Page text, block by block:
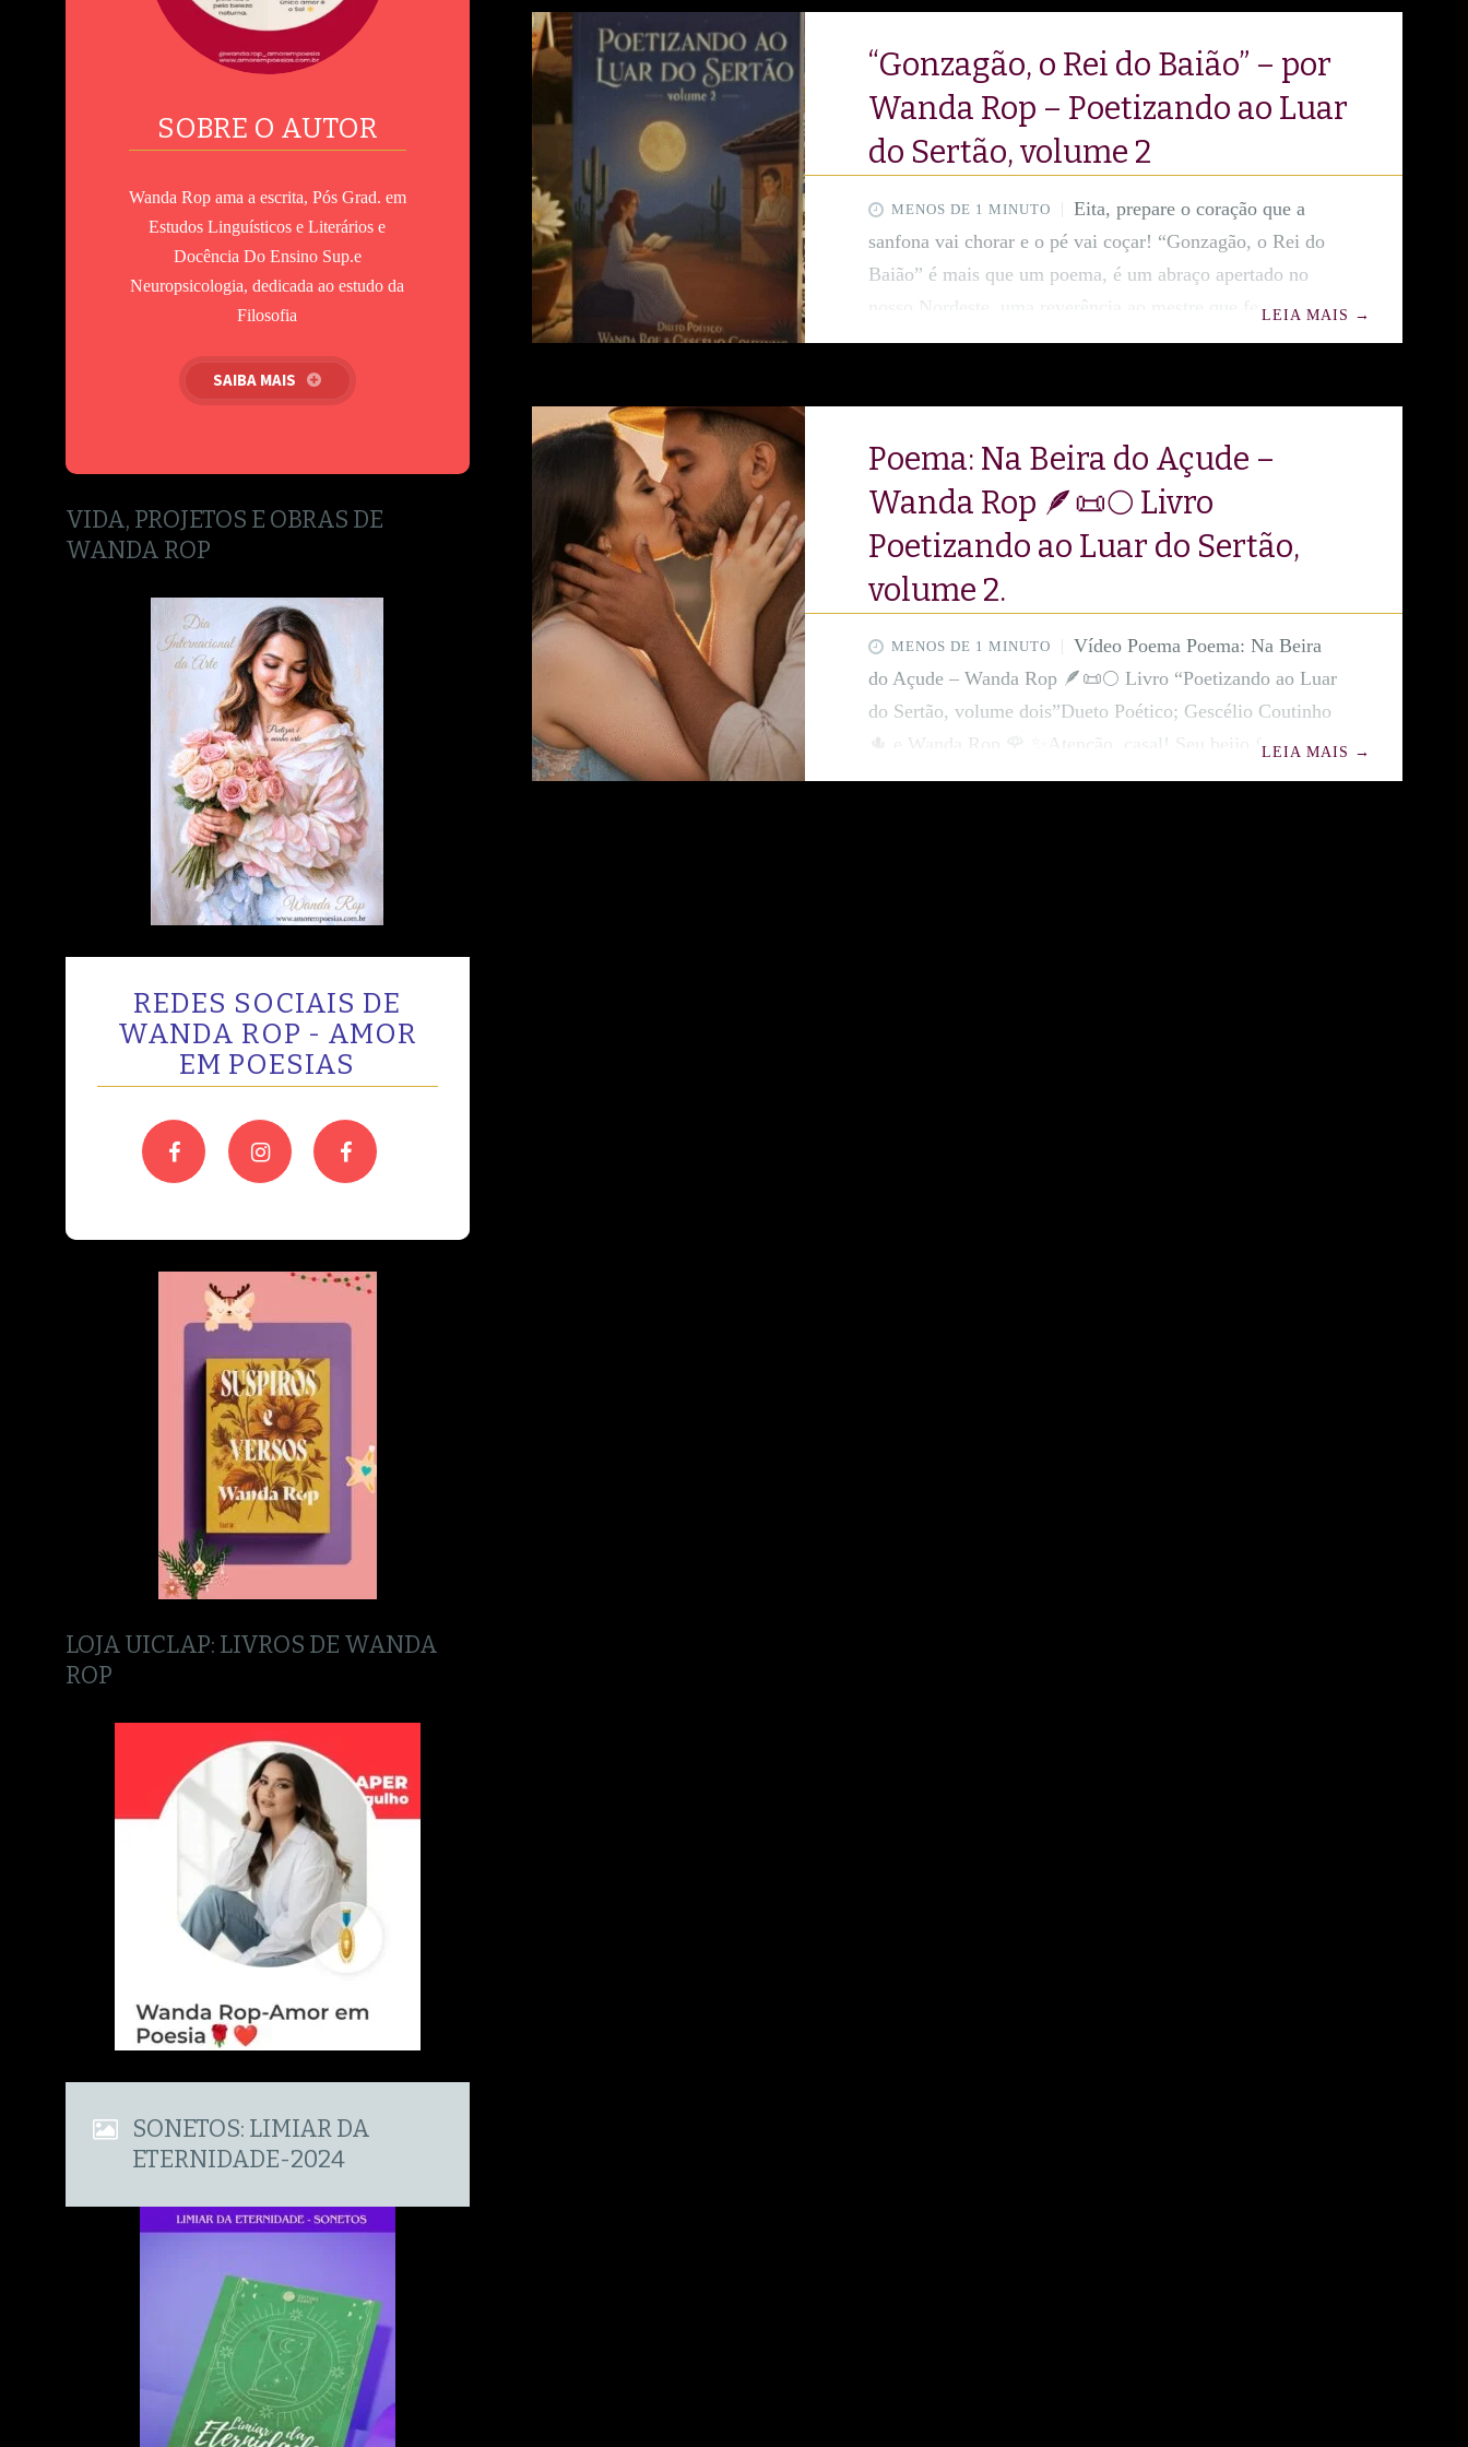
“Gonzagão, o Rei do Baião” – por
Wanda Rop – Poetizando ao Luar
do Sertão, volume 2
MENOS DE 1 MINUTO
Eita, prepare o coração que a
sanfona vai chorar e o pé vai coçar! “Gonzagão, o Rei do
Baião” é mais que um poema, é um abraço apertado no
nosso Nordeste, uma reverência ao mestre que fez do fole
a voz de um povo! A Poetisa Wanda Rop mandou muito
terra molhada e a alegria do forró. Se você ama um xote,
LEIA MAIS →
Poema: Na Beira do Açude –
Wanda Rop 🪶📜🌕 Livro
Poetizando ao Luar do Sertão,
volume 2.
MENOS DE 1 MINUTO
Vídeo Poema Poema: Na Beira
do Açude – Wanda Rop 🪶📜🌕 Livro “Poetizando ao Luar
do Sertão, volume dois”Dueto Poético; Gescélio Coutinho
🌵 e Wanda Rop 🌹 ✨Atenção, casal! Seu beijo favorito
acaba de ser transformado em poema pela sensibilidade de
LEIA MAIS →
SOBRE O AUTOR
Wanda Rop ama a escrita, Pós Grad. em
Estudos Linguísticos e Literários e
Docência Do Ensino Sup.e
Neuropsicologia, dedicada ao estudo da
Filosofia
SAIBA MAIS
VIDA, PROJETOS E OBRAS DE
WANDA ROP
REDES SOCIAIS DE
WANDA ROP - AMOR
EM POESIAS
LOJA UICLAP: LIVROS DE WANDA
ROP
SONETOS: LIMIAR DA
ETERNIDADE-2024